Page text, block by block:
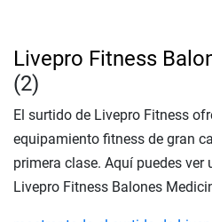
Livepro Fitness
(2)
El surtido de Livepro Fitness
equipamiento fitness de gran
primera clase. Aquí puedes ver
Livepro Fitness Balones